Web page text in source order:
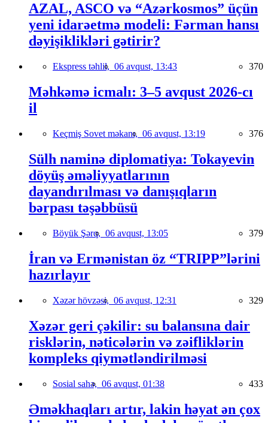
AZAL, ASCO və “Azərkosmos” üçün
yeni idarəetmə modeli: Fərman hansı
dəyişiklikləri gətirir?
Ekspress təhlil, 06 avqust, 13:43 370
Məhkəmə icmalı: 3–5 avqust 2026-cı
il
Keçmiş Sovet məkanı, 06 avqust, 13:19 376
Sülh naminə diplomatiya: Tokayevin
döyüş əməliyyatlarının
dayandırılması və danışıqların
bərpası təşəbbüsü
Böyük Şərq, 06 avqust, 13:05 379
İran və Ermənistan öz “TRIPP”lərini
hazırlayır
Xəzər hövzəsi, 06 avqust, 12:31 329
Xəzər geri çəkilir: su balansına dair
risklərin, nəticələrin və zəifliklərin
kompleks qiymətləndirilməsi
Sosial sahə, 06 avqust, 01:38 433
Əməkhaqları artır, lakin həyat ən çox